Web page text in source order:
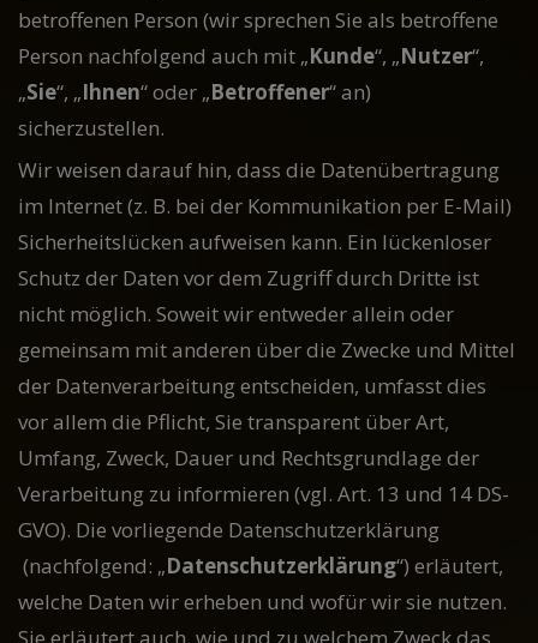
betroffenen Person (wir sprechen Sie als betroffene
Person nachfolgend auch mit „Kunde“, „Nutzer“,
„Sie“, „Ihnen“ oder „Betroffener“ an)
sicherzustellen.
Wir weisen darauf hin, dass die Datenübertragung
im Internet (z. B. bei der Kommunikation per E-Mail)
Sicherheitslücken aufweisen kann. Ein lückenloser
Schutz der Daten vor dem Zugriff durch Dritte ist
nicht möglich. Soweit wir entweder allein oder
gemeinsam mit anderen über die Zwecke und Mittel
der Datenverarbeitung entscheiden, umfasst dies
vor allem die Pflicht, Sie transparent über Art,
Umfang, Zweck, Dauer und Rechtsgrundlage der
Verarbeitung zu informieren (vgl. Art. 13 und 14 DS-
GVO). Die vorliegende Datenschutzerklärung
(nachfolgend: „Datenschutzerklärung“) erläutert,
welche Daten wir erheben und wofür wir sie nutzen.